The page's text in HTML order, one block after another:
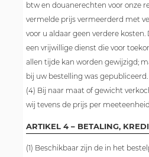
btw en douanerechten voor onze
vermelde prijs vermeerderd met
voor u aldaar geen verdere
een vrijwillige dienst die voor
allen tijde kan worden gewijzigd;
bij uw bestelling was gepubliceerd.
(4) Bij naar maat of gewicht
wij tevens de prijs per
ARTIKEL 4 – BETALING,
(1) Beschikbaar zijn de in het